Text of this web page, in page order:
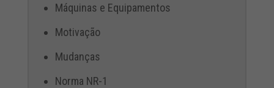
Máquinas e Equipamentos
Motivação
Mudanças
Norma NR-1